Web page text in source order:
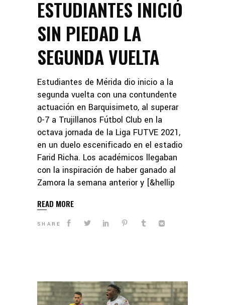
ESTUDIANTES INICIÓ
SIN PIEDAD LA
SEGUNDA VUELTA
Estudiantes de Mérida dio inicio a la
segunda vuelta con una contundente
actuación en Barquisimeto, al superar
0-7 a Trujillanos Fútbol Club en la
octava jornada de la Liga FUTVE 2021,
en un duelo escenificado en el estadio
Farid Richa. Los académicos llegaban
con la inspiración de haber ganado al
Zamora la semana anterior y [&hellip
READ MORE
SHARE